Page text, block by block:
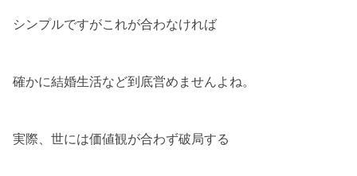
シンプルですがこれが合わなければ
確かに結婚生活など到底営めませんよね。
実際、世には価値観が合わず破局する